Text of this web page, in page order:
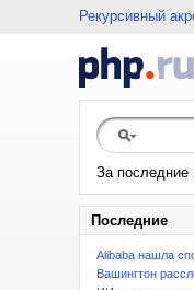
Рекурсивный
За последние
Последние
Alibaba нашла
Вашингтон